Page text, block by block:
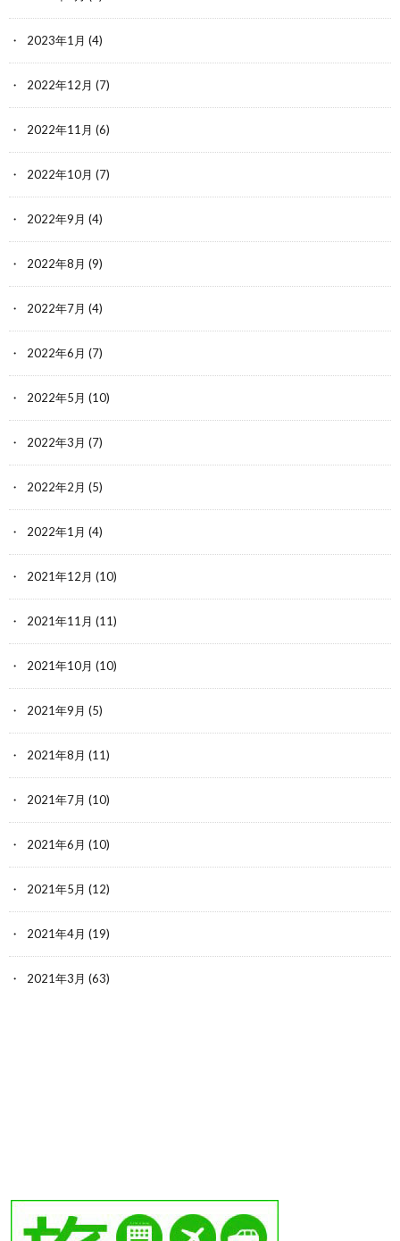
2023年1月 (4)
2022年12月 (7)
2022年11月 (6)
2022年10月 (7)
2022年9月 (4)
2022年8月 (9)
2022年7月 (4)
2022年6月 (7)
2022年5月 (10)
2022年3月 (7)
2022年2月 (5)
2022年1月 (4)
2021年12月 (10)
2021年11月 (11)
2021年10月 (10)
2021年9月 (5)
2021年8月 (11)
2021年7月 (10)
2021年6月 (10)
2021年5月 (12)
2021年4月 (19)
2021年3月 (63)